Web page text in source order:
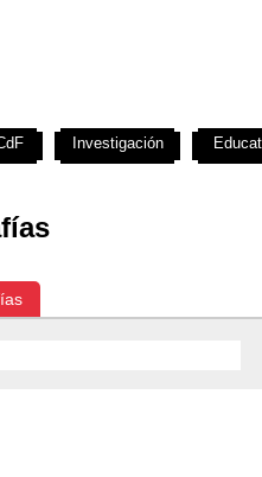
Investigación